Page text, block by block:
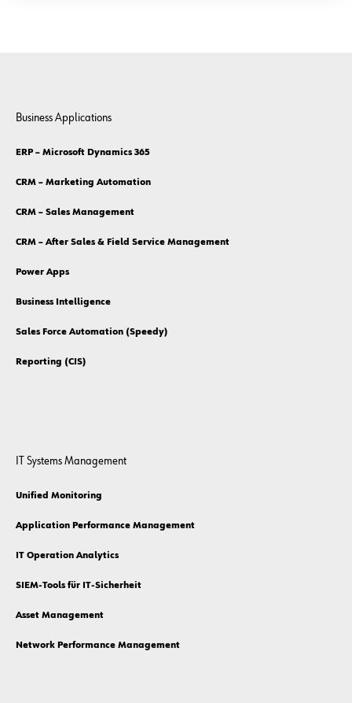
Business Applications
ERP – Microsoft Dynamics 365
CRM – Marketing Automation
CRM – Sales Management
CRM – After Sales & Field Service Management
Power Apps
Business Intelligence
Sales Force Automation (Speedy)
Reporting (CIS)
IT Systems Management
Unified Monitoring
Application Performance Management
IT Operation Analytics
SIEM-Tools für IT-Sicherheit
Asset Management
Network Performance Management